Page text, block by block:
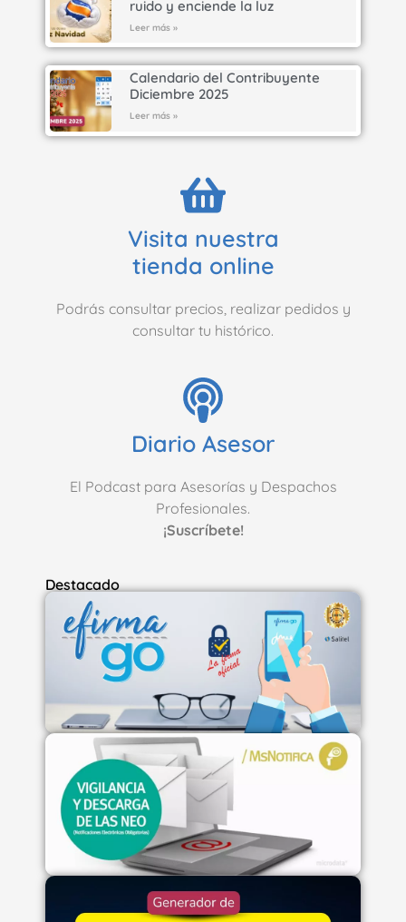
ruido y enciende la luz
Leer más »
Calendario del Contribuyente
Diciembre 2025
Leer más »
Visita nuestra
tienda online
Podrás consultar precios, realizar pedidos y
consultar tu histórico.
Diario Asesor
El Podcast para Asesorías y Despachos
Profesionales.
¡Suscríbete!
Destacado